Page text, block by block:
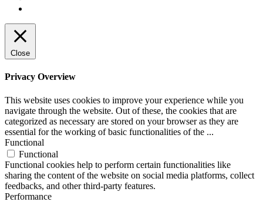
Close
Privacy Overview
This website uses cookies to improve your experience while you
navigate through the website. Out of these, the cookies that are
categorized as necessary are stored on your browser as they are
essential for the working of basic functionalities of the ...
Functional
Functional
Functional cookies help to perform certain functionalities like
sharing the content of the website on social media platforms, collect
feedbacks, and other third-party features.
Performance